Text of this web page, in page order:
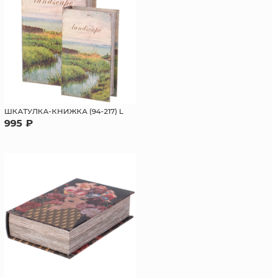
ШКАТУЛКА-КНИЖКА (94-217) L
995 ₽